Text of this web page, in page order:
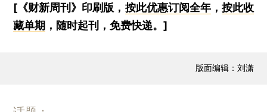
[《财新周刊》印刷版， 按此优惠订阅全年， 按此收
藏单期 ，随时起刊，免费快递。]
版面编辑：刘潇